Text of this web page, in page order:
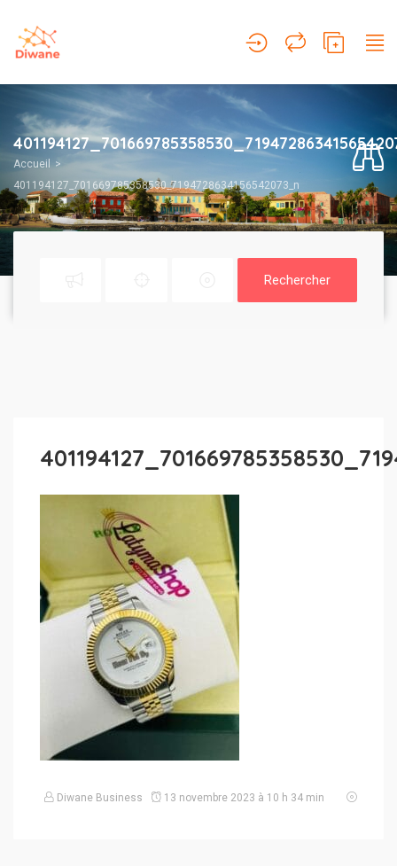
Accueil
401194127_701669785358530_7194728634156542073_n
Rechercher
Diwane Business 13 novembre 2023 à 10 h 34 min